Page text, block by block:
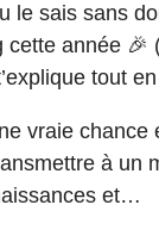
le sais sans
cette année 🎉
tout
vraie chance
à un
et…